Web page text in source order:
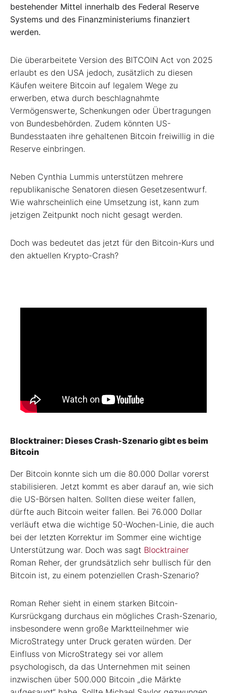
bestehender Mittel innerhalb des Federal Reserve
Systems und des Finanzministeriums finanziert
werden.
Die überarbeitete Version des BITCOIN Act von 2025
erlaubt es den USA jedoch, zusätzlich zu diesen
Käufen weitere Bitcoin auf legalem Wege zu
erwerben, etwa durch beschlagnahmte
Vermögenswerte, Schenkungen oder Übertragungen
von Bundesbehörden. Zudem könnten US-
Bundesstaaten ihre gehaltenen Bitcoin freiwillig in die
Reserve einbringen.
Neben Cynthia Lummis unterstützen mehrere
republikanische Senatoren diesen Gesetzesentwurf.
Wie wahrscheinlich eine Umsetzung ist, kann zum
jetzigen Zeitpunkt noch nicht gesagt werden.
Doch was bedeutet das jetzt für den Bitcoin-Kurs und
den aktuellen Krypto-Crash?
Blocktrainer: Dieses Crash-Szenario gibt es beim
Bitcoin
Der Bitcoin konnte sich um die 80.000 Dollar vorerst
stabilisieren. Jetzt kommt es aber darauf an, wie sich
die US-Börsen halten. Sollten diese weiter fallen,
dürfte auch Bitcoin weiter fallen. Bei 76.000 Dollar
verläuft etwa die wichtige 50-Wochen-Linie, die auch
bei der letzten Korrektur im Sommer eine wichtige
Unterstützung war. Doch was sagt Blocktrainer
Roman Reher, der grundsätzlich sehr bullisch für den
Bitcoin ist, zu einem potenziellen Crash-Szenario?
Roman Reher sieht in einem starken Bitcoin-
Kursrückgang durchaus ein mögliches Crash-Szenario,
insbesondere wenn große Marktteilnehmer wie
MicroStrategy unter Druck geraten würden. Der
Einfluss von MicroStrategy sei vor allem
psychologisch, da das Unternehmen mit seinen
inzwischen über 500.000 Bitcoin „die Märkte